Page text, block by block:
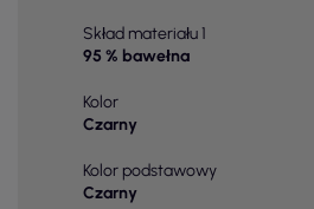
Skład materiału 1
95 % bawełna
Kolor
Czarny
Kolor podstawowy
Czarny